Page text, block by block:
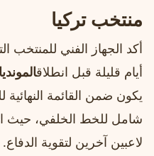
منتخب تركيا
أكد الجهاز الفني
أيام قليلة قبل انطلاق
يكون ضمن القائمة النهائية
شامل للخط الخلفي، حيث
لاعبين آخرين لتقوية